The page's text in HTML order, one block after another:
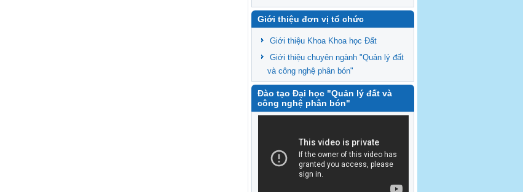
Thông báo số 2
Giới thiệu đơn vị tổ chức
Giới thiệu Khoa Khoa học Đất
Giới thiệu chuyên ngành "Quản lý đất
và công nghệ phân bón"
Đào tạo Đại học "Quản lý đất và
công nghệ phân bón"